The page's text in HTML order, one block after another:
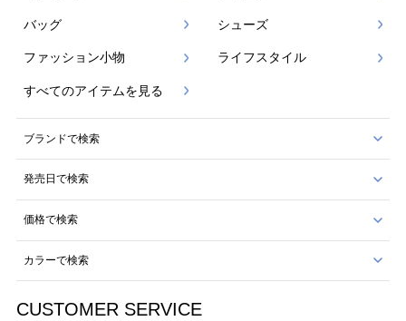
バッグ シューズ
ファッション小物 ライフスタイル
すべてのアイテムを見る
ブランドで検索
発売日で検索
価格で検索
カラーで検索
CUSTOMER SERVICE